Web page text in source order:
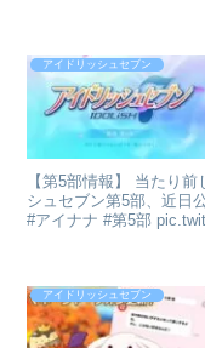
アイドリッシュセブン
【第5部情報】 当たり
シュセブン第5部、近日
#アイナナ #第5部
アイドリッシュセブン